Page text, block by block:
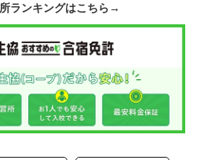
ランキングはこちら→